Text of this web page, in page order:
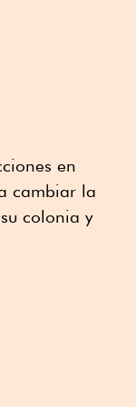
en
cambiar la
colonia y